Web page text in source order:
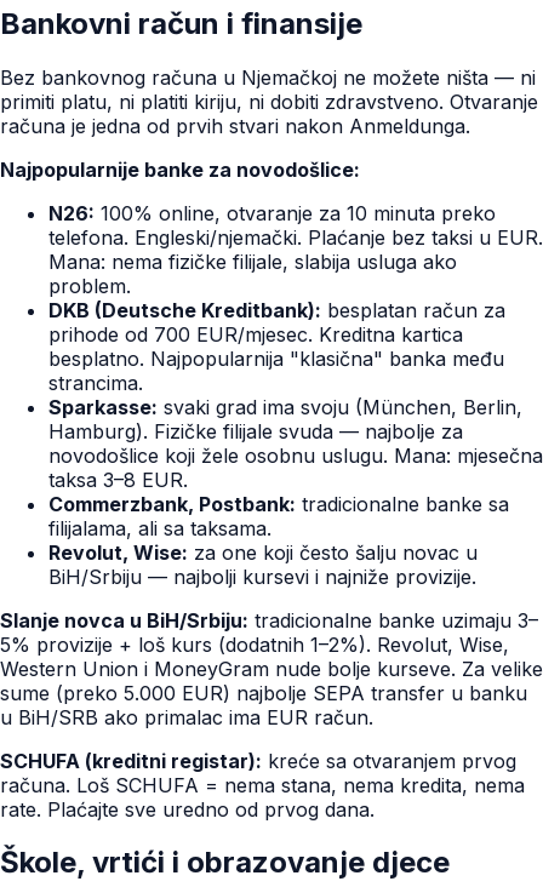
Bankovni račun i finansije
Bez bankovnog računa u Njemačkoj ne možete ništa — ni
primiti platu, ni platiti kiriju, ni dobiti zdravstveno. Otvaranje
računa je jedna od prvih stvari nakon Anmeldunga.
Najpopularnije banke za novodošlice:
N26: 100% online, otvaranje za 10 minuta preko
telefona. Engleski/njemački. Plaćanje bez taksi u EUR.
Mana: nema fizičke filijale, slabija usluga ako
problem.
DKB (Deutsche Kreditbank): besplatan račun za
prihode od 700 EUR/mjesec. Kreditna kartica
besplatno. Najpopularnija "klasična" banka među
strancima.
Sparkasse: svaki grad ima svoju (München, Berlin,
Hamburg). Fizičke filijale svuda — najbolje za
novodošlice koji žele osobnu uslugu. Mana: mjesečna
taksa 3–8 EUR.
Commerzbank, Postbank: tradicionalne banke sa
filijalama, ali sa taksama.
Revolut, Wise: za one koji često šalju novac u
BiH/Srbiju — najbolji kursevi i najniže provizije.
Slanje novca u BiH/Srbiju: tradicionalne banke uzimaju 3–
5% provizije + loš kurs (dodatnih 1–2%). Revolut, Wise,
Western Union i MoneyGram nude bolje kurseve. Za velike
sume (preko 5.000 EUR) najbolje SEPA transfer u banku
u BiH/SRB ako primalac ima EUR račun.
SCHUFA (kreditni registar): kreće sa otvaranjem prvog
računa. Loš SCHUFA = nema stana, nema kredita, nema
rate. Plaćajte sve uredno od prvog dana.
Škole, vrtići i obrazovanje djece